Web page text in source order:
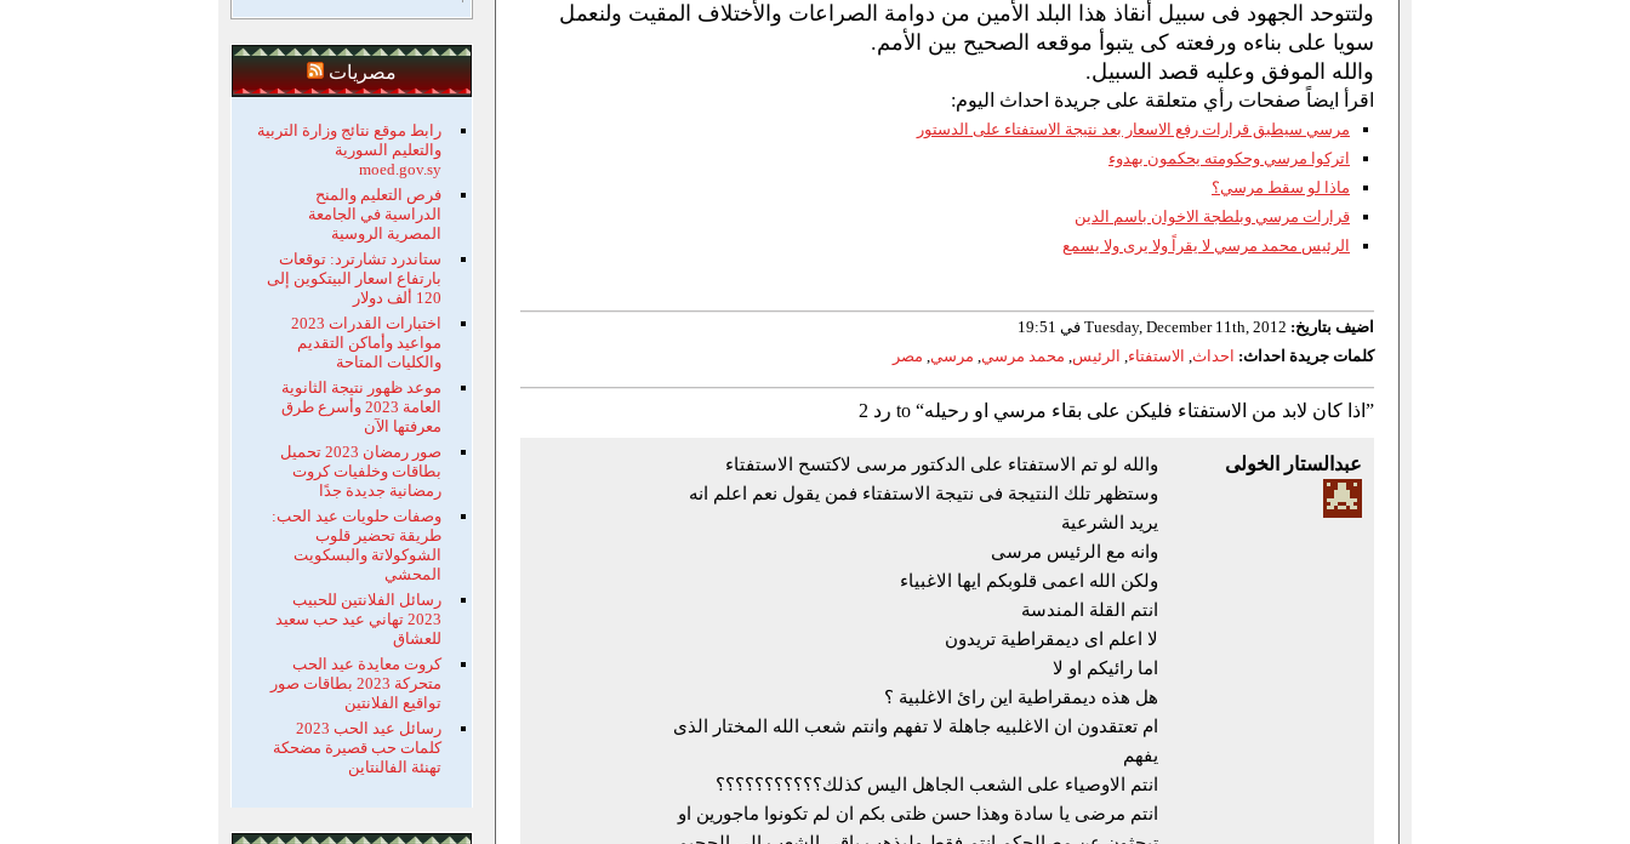
ولتتوحد الجهود فى سبيل أنقاذ هذا البلد الأمين من دوامة الصراعات والأختلاف المقيت ولنعمل
سويا على بناءه ورفعته كى يتبوأ موقعه الصحيح بين الأمم.
والله الموفق وعليه قصد السبيل.
اقرأ ايضاً صفحات رأي متعلقة على جريدة احداث اليوم:
مرسي سيطبق قرارات رفع الاسعار بعد نتيجة الاستفتاء على الدستور
اتركوا مرسي وحكومته يحكمون بهدوء
ماذا لو سقط مرسي؟
قرارات مرسي وبلطجة الاخوان باسم الدين
الرئيس محمد مرسي لا يقراً ولا يرى ولا يسمع
اضيف بتاريخ:
كلمات جريدة احداث: احداث, الاستفتاء, الرئيس, محمد مرسي, مرسي, مصر
2 رد to “اذا كان لابد من الاستفتاء فليكن على بقاء مرسي او رحيله”
عبدالستار الخولى
والله لو تم الاستفتاء على الدكتور مرسى لاكتسح الاستفتاء
وستظهر تلك النتيجة فى نتيجة الاستفتاء فمن يقول نعم اعلم انه
يريد الشرعية
وانه مع الرئيس مرسى
ولكن الله اعمى قلوبكم ايها الاغبياء
انتم القلة المندسة
لا اعلم اى ديمقراطية تريدون
اما رائيكم او لا
هل هذه ديمقراطية اين رائ الاغلبية ؟
ام تعتقدون ان الاغلبيه جاهلة لا تفهم وانتم شعب الله المختار الذى
يفهم
انتم الاوصياء على الشعب الجاهل اليس كذلك؟؟؟؟؟؟؟؟؟؟؟
انتم مرضى يا سادة وهذا حسن ظتى بكم ان لم تكونوا ماجورين او
مصريات
رابط موقع نتائج وزارة التربية
والتعليم السورية
moed.gov.sy
فرص التعليم والمنح
الدراسية في الجامعة
المصرية الروسية
ستاندرد تشارترد: توقعات
بارتفاع اسعار البيتكوين إلى
120 ألف دولار
اختبارات القدرات 2023
مواعيد وأماكن التقديم
والكليات المتاحة
موعد ظهور نتيجة الثانوية
العامة 2023 وأسرع طرق
معرفتها الآن
صور رمضان 2023 تحميل
بطاقات وخلفيات كروت
رمضانية جديدة جدًا
وصفات حلويات عيد الحب:
طريقة تحضير قلوب
الشوكولاتة والبسكويت
المحشي
رسائل الفلانتين للحبيب
2023 تهاني عيد حب سعيد
للعشاق
كروت معايدة عيد الحب
متحركة 2023 بطاقات صور
تواقيع الفلانتين
رسائل عيد الحب 2023
كلمات حب قصيرة مضحكة
تهنئة الفالنتاين